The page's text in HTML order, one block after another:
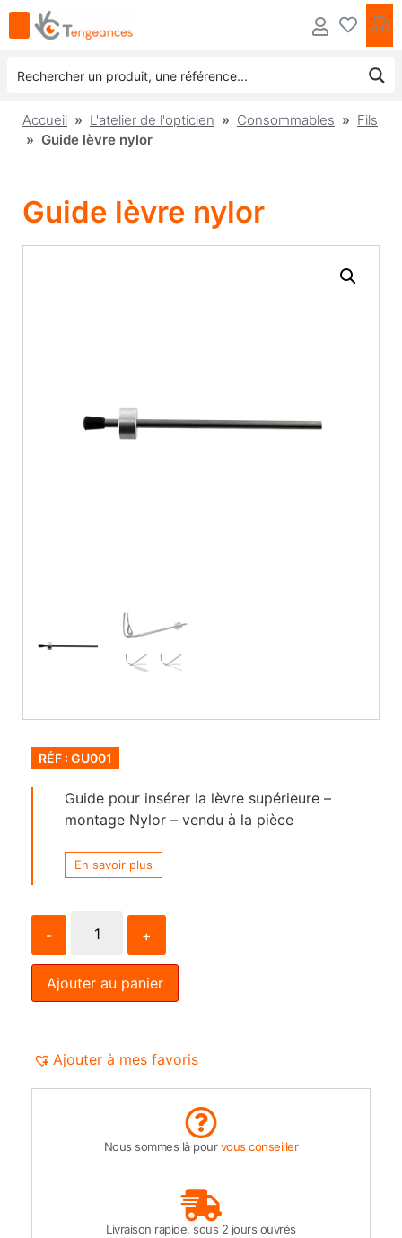
Accueil » L'atelier de l'opticien » Consommables » Fils
» Guide lèvre nylor
Guide lèvre nylor
RÉF : GU001
Guide pour insérer la lèvre supérieure –
montage Nylor – vendu à la pièce
En savoir plus
- +
Ajouter au panier
Ajouter à mes favoris
Nous sommes là pourvous conseiller
Livraison rapide, sous 2 jours ouvrés